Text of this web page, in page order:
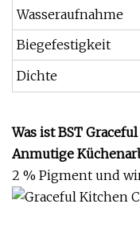
Wasseraufnahme
Biegefestigkeit
Dichte
Was ist BST
Anmutige
2 % Pigment und